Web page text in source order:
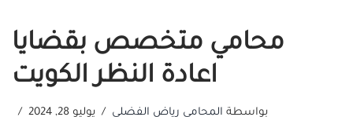
محامي متخصص بقضايا
اعادة النظر الكويت
بواسطة المحامي رياض الفضلي
يوليو 28, 2024